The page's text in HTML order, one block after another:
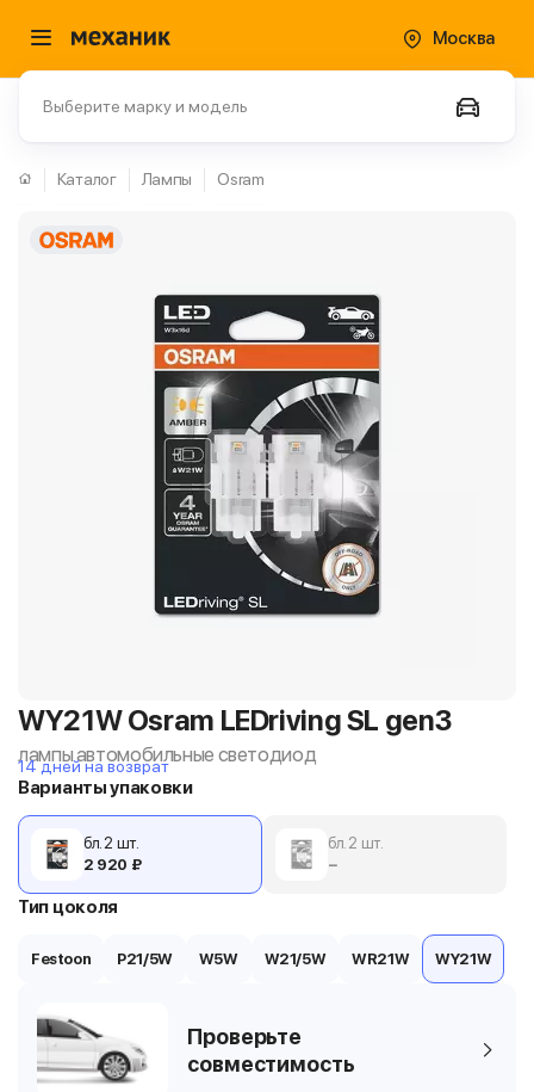
Москва
Выберите марку и модель
Каталог Лампы Osram
WY21W Osram LEDriving SL gen3
лампы автомобильные светодиод
14 дней на возврат
Варианты упаковки
бл. 2 шт.
2 920 ₽
бл. 2 шт.
−
Тип цоколя
Festoon P21/5W W5W W21/5W WR21W WY21W
Проверьте
совместимость